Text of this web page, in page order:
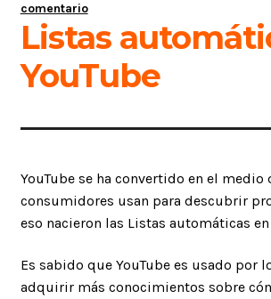
comentario
Listas
YouTube
YouTube se ha convertido en el medio
consumidores usan para descubrir
eso nacieron las Listas automáticas en
Es sabido que YouTube es usado por
adquirir más conocimientos sobre